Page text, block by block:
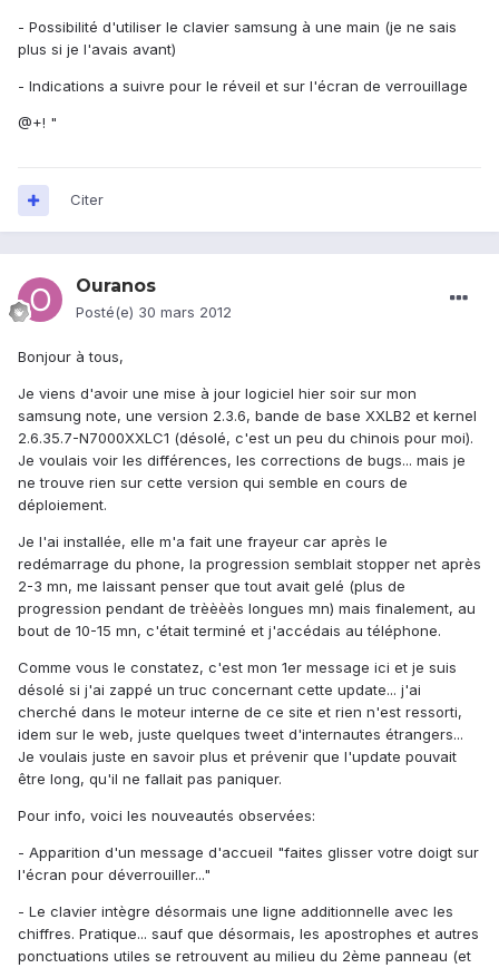
- Possibilité d'utiliser le clavier samsung à une main (je ne sais
plus si je l'avais avant)
- Indications a suivre pour le réveil et sur l'écran de verrouillage
@+! "
Citer
Ouranos
Posté(e) 30 mars 2012
Bonjour à tous,
Je viens d'avoir une mise à jour logiciel hier soir sur mon
samsung note, une version 2.3.6, bande de base XXLB2 et kernel
2.6.35.7-N7000XXLC1 (désolé, c'est un peu du chinois pour moi).
Je voulais voir les différences, les corrections de bugs... mais je
ne trouve rien sur cette version qui semble en cours de
déploiement.
Je l'ai installée, elle m'a fait une frayeur car après le
redémarrage du phone, la progression semblait stopper net après
2-3 mn, me laissant penser que tout avait gelé (plus de
progression pendant de trèèèès longues mn) mais finalement, au
bout de 10-15 mn, c'était terminé et j'accédais au téléphone.
Comme vous le constatez, c'est mon 1er message ici et je suis
désolé si j'ai zappé un truc concernant cette update... j'ai
cherché dans le moteur interne de ce site et rien n'est ressorti,
idem sur le web, juste quelques tweet d'internautes étrangers...
Je voulais juste en savoir plus et prévenir que l'update pouvait
être long, qu'il ne fallait pas paniquer.
Pour info, voici les nouveautés observées:
- Apparition d'un message d'accueil "faites glisser votre doigt sur
l'écran pour déverrouiller..."
- Le clavier intègre désormais une ligne additionnelle avec les
chiffres. Pratique... sauf que désormais, les apostrophes et autres
ponctuations utiles se retrouvent au milieu du 2ème panneau (et